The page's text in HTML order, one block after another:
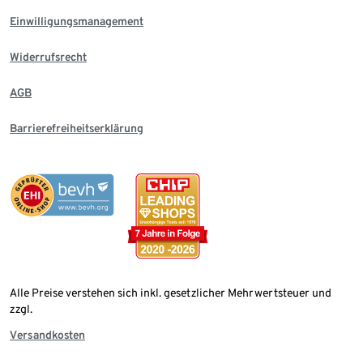
Einwilligungsmanagement
Widerrufsrecht
AGB
Barrierefreiheitserklärung
Alle Preise verstehen sich inkl. gesetzlicher Mehrwertsteuer und
zzgl.
Versandkosten